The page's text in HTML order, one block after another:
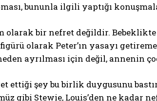
bununla ilgili yaptığı
olarak bir nefret değildir. Bebeklikte
olarak Peter’ın yasayı
ayrılması için değil, annenin
ettiği şey bu birlik duygusunu
gibi Stewie, Louis’den ne kadar